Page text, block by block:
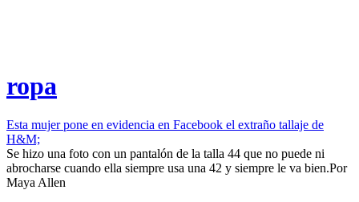
ropa
Esta mujer pone en evidencia en Facebook el extraño tallaje de
H&M;
Se hizo una foto con un pantalón de la talla 44 que no puede ni
abrocharse cuando ella siempre usa una 42 y siempre le va bien.​Por
Maya Allen